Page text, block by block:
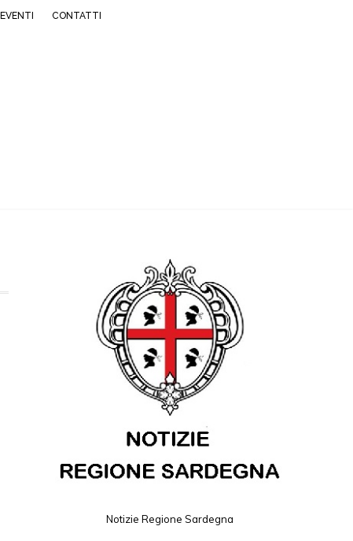
EVENTI CONTATTI
Notizie Regione Sardegna